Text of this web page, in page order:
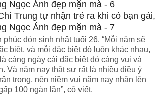
phúc đón sinh nhật tuổi 26. “Mỗi năm sẽ
biệt, và mỗi đặc biệt đó luôn khác nhau,
càng ngày cái đặc biệt đó càng vui và
Và năm nay thật sự rất là nhiều điều ý
trọng, nên niềm vui năm nay nhân lên
100 ngàn lần”, cô viết.